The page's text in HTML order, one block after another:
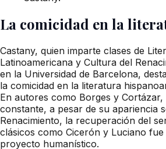
La comicidad en la
Castany, quien imparte clases de
Latinoamericana y Cultura del
en la Universidad de Barcelona,
la comicidad en la literatura
En autores como Borges y Cortázar,
constante, a pesar de su apariencia
Renacimiento, la recuperación del
clásicos como Cicerón y Luciano
proyecto humanístico.